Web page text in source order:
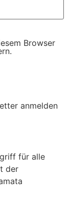
Browser
anmelden
für alle
der